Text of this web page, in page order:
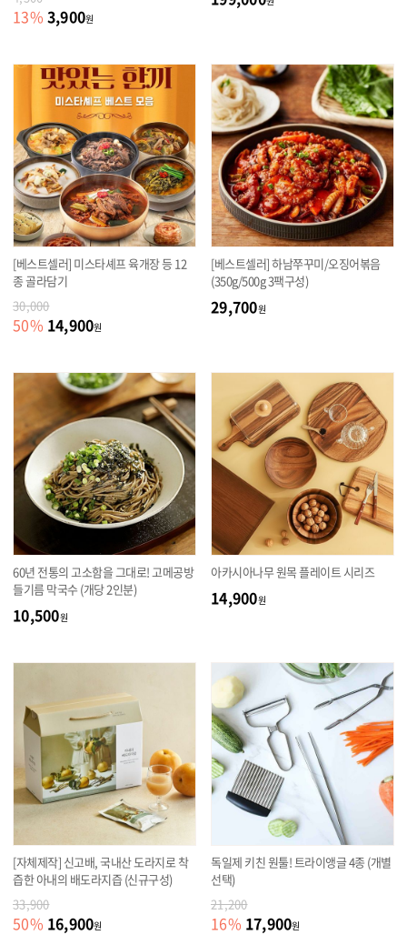
13% 3,900원
[베스트셀러] 미스타셰프 육개장 등 12
종 골라담기
30,000
50% 14,900원
[베스트셀러] 하남쭈꾸미/오징어볶음
(350g/500g 3팩구성)
29,700원
60년 전통의 고소함을 그대로! 고메공방
들기름 막국수 (개당 2인분)
10,500원
아카시아나무 원목 플레이트 시리즈
14,900원
[자체제작] 신고배, 국내산 도라지로 착
즙한 아내의 배도라지즙 (신규구성)
33,900
50% 16,900원
독일제 키친 원툴! 트라이앵글 4종 (개별
선택)
21,200
16% 17,900원